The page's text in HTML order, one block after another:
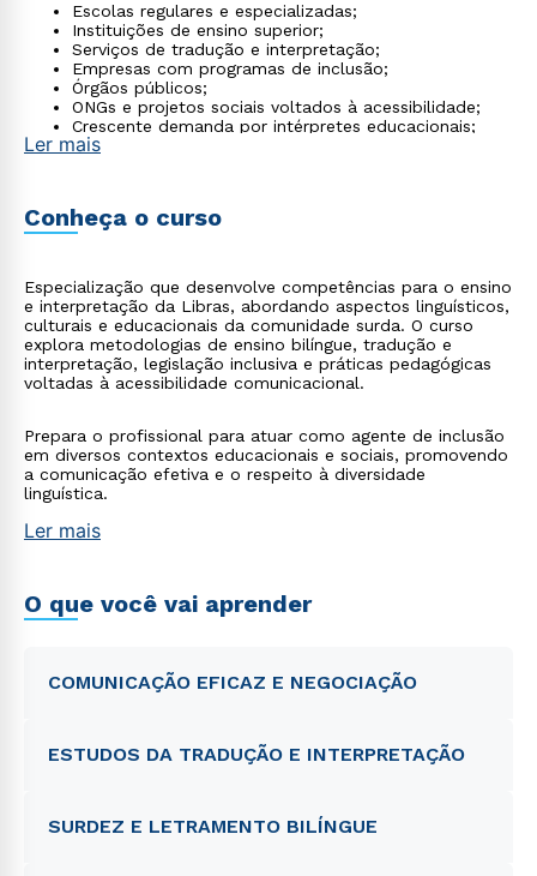
Escolas regulares e especializadas;
Instituições de ensino superior;
Serviços de tradução e interpretação;
Empresas com programas de inclusão;
Órgãos públicos;
ONGs e projetos sociais voltados à acessibilidade;
Crescente demanda por intérpretes educacionais;
Instrutores certificados em todo território nacional.
Ler mais
Conheça o curso
Especialização que desenvolve competências para o ensino
e interpretação da Libras, abordando aspectos linguísticos,
culturais e educacionais da comunidade surda. O curso
explora metodologias de ensino bilíngue, tradução e
interpretação, legislação inclusiva e práticas pedagógicas
voltadas à acessibilidade comunicacional.
Prepara o profissional para atuar como agente de inclusão
em diversos contextos educacionais e sociais, promovendo
a comunicação efetiva e o respeito à diversidade
linguística.
Ler mais
O que você vai aprender
COMUNICAÇÃO EFICAZ E NEGOCIAÇÃO
ESTUDOS DA TRADUÇÃO E INTERPRETAÇÃO
SURDEZ E LETRAMENTO BILÍNGUE